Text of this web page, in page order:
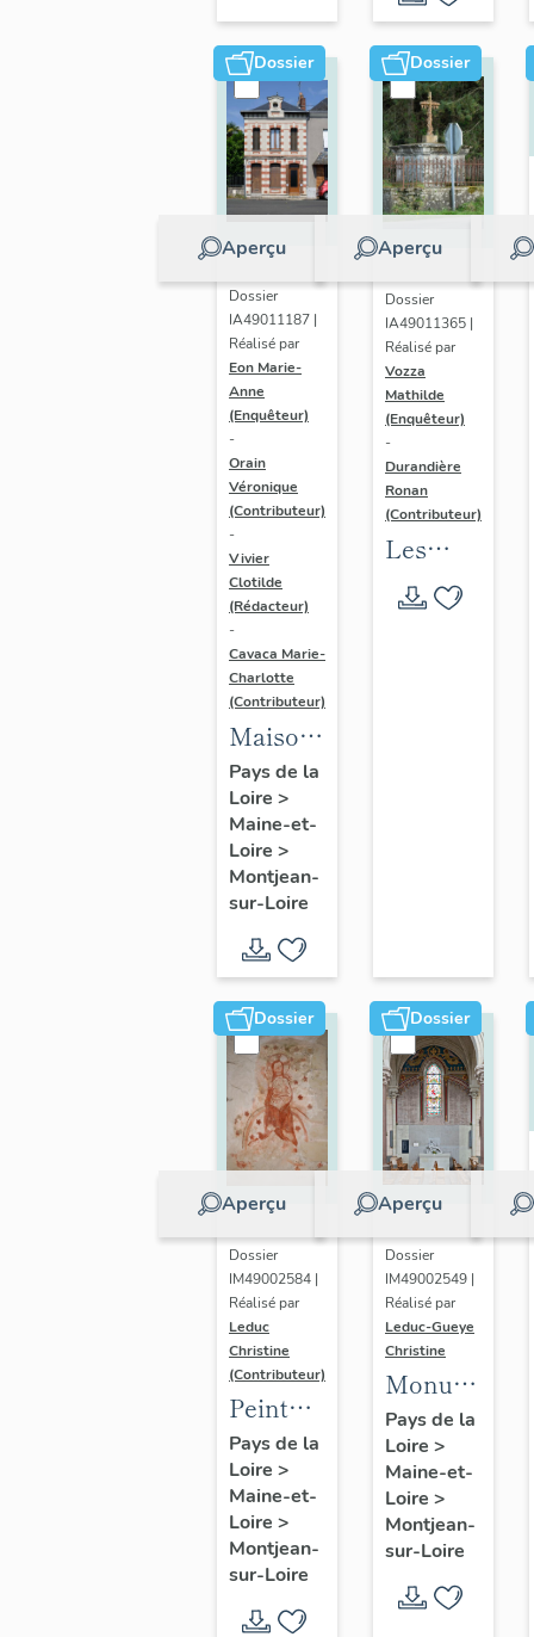
Dossier
Aperçu
Dossier
IA49011187 |
Réalisé par
Eon Marie-
Anne
(Enquêteur)
-
Orain
Véronique
(Contributeur)
-
Vivier
Clotilde
(Rédacteur)
-
Cavaca Marie-
Charlotte
(Contributeur)
Maisons
et
fermes
de la
commune
de
Montjean-
sur-
Loire
Pays de la
Loire >
Maine-et-
Loire >
Montjean-
sur-Loire
Dossier
Aperçu
Dossier
IA49011365 |
Réalisé par
Vozza
Mathilde
(Enquêteur)
-
Durandière
Ronan
(Contributeur)
Les
croix
Dossier
Aperçu
Dossier
IM49002584 |
Réalisé par
Leduc
Christine
(Contributeur)
Peinture
monumentale
: Christ
Juge
Pays de la
Loire >
Maine-et-
Loire >
Montjean-
sur-Loire
Dossier
Aperçu
Dossier
IM49002549 |
Réalisé par
Leduc-Gueye
Christine
Monument
aux
morts,
église
paroissiale
Saint-
Symphorien
de
Pays de la
Loire >
Maine-et-
Loire >
Montjean-
sur-Loire